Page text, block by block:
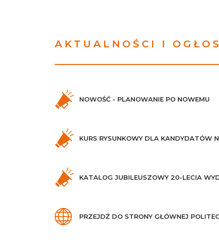
AKTUALNOŚCI I
NOWOŚĆ - PLANOWANIE PO NOWEMU
KURS RYSUNKOWY DLA KANDYDATÓW
KATALOG JUBILEUSZOWY 20-LECIA
PRZEJDŹ DO STRONY GŁÓWNEJ